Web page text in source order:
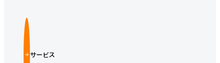
サービス